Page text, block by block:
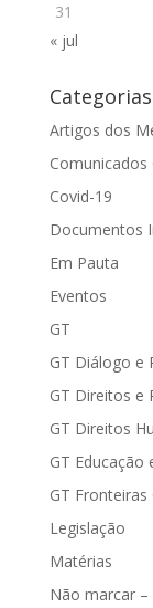
31
« jul
Categorias
Artigos dos
Comunicados
Covid-19
Documentos
Em Pauta
Eventos
GT
GT Diálogo e
GT Direitos e
GT Direitos
GT Educação
GT Fronteiras
Legislação
Matérias
Não marcar